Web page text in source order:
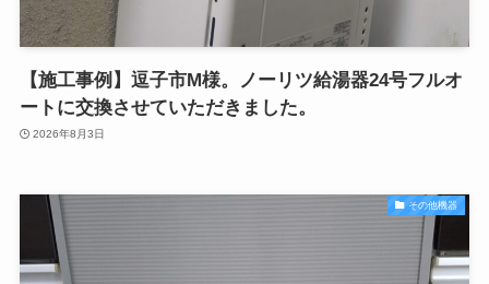
【施工事例】逗子市M様。ノーリツ給湯器24号フルオ
ートに交換させていただきました。
2026年8月3日
その他機器